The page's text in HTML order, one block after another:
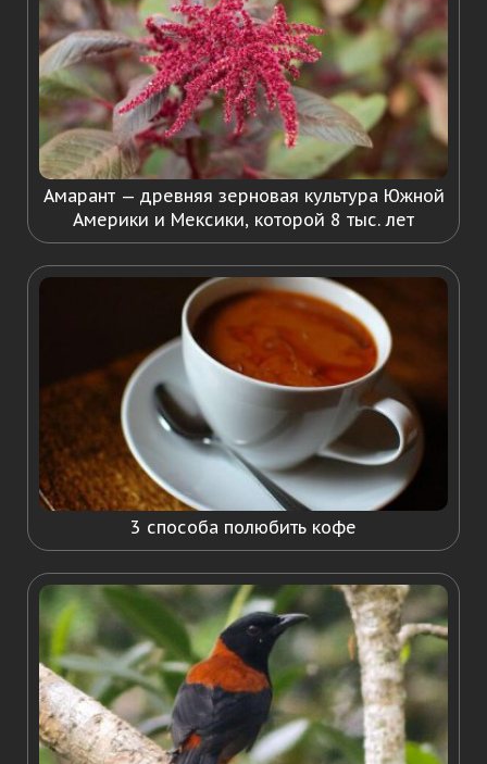
Амарант — древняя зерновая культура Южной
Америки и Мексики, которой 8 тыс. лет
3 способа полюбить кофе